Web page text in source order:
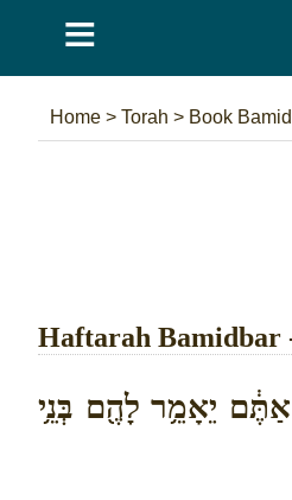
≡
Home > Torah > Book
Haftarah Bamidbar
יֵאָמֵ֥ר לָהֶ֖ם בְּנֵ֥י